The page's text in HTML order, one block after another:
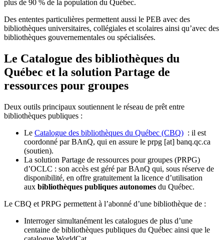
plus de 90 % de la population du Québec.
Des ententes particulières permettent aussi le PEB avec des
bibliothèques universitaires, collégiales et scolaires ainsi qu’avec des
bibliothèques gouvernementales ou spécialisées.
Le Catalogue des bibliothèques du
Québec et la solution Partage de
ressources pour groupes
Deux outils principaux soutiennent le réseau de prêt entre
bibliothèques publiques :
Le Catalogue des bibliothèques du Québec (CBQ) : il est
coordonné par BAnQ, qui en assure le prpg [at] banq.qc.ca
(soutien).
La solution Partage de ressources pour groupes (PRPG)
d’OCLC : son accès est géré par BAnQ qui, sous réserve de
disponibilité, en offre gratuitement la licence d’utilisation
aux bibliothèques publiques autonomes du Québec.
Le CBQ et PRPG permettent à l’abonné d’une bibliothèque de :
Interroger simultanément les catalogues de plus d’une
centaine de bibliothèques publiques du Québec ainsi que le